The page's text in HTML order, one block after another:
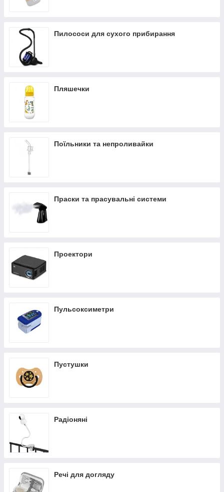
Пилососи для сухого прибирання
Пляшечки
Поїльники та непроливайки
Праски та прасувальні системи
Проектори
Пульсоксиметри
Пустушки
Радіоняні
Речі для догляду